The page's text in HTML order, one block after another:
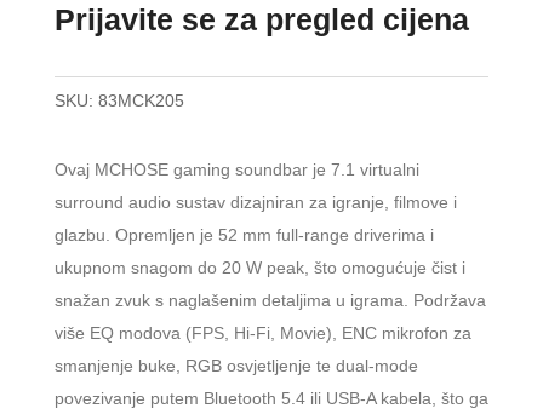
Prijavite se za pregled cijena
SKU: 83MCK205
Ovaj MCHOSE gaming soundbar je 7.1 virtualni
surround audio sustav dizajniran za igranje, filmove i
glazbu. Opremljen je 52 mm full-range driverima i
ukupnom snagom do 20 W peak, što omogućuje čist i
snažan zvuk s naglašenim detaljima u igrama. Podržava
više EQ modova (FPS, Hi-Fi, Movie), ENC mikrofon za
smanjenje buke, RGB osvjetljenje te dual-mode
povezivanje putem Bluetooth 5.4 ili USB-A kabela, što ga